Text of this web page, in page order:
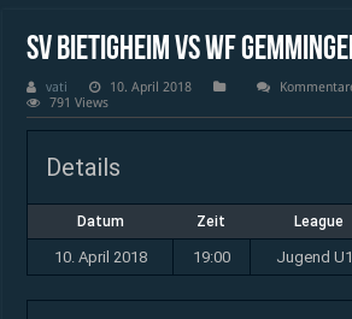
SV Bietigheim vs Wf
vati 10. April 2018
791 Views
Details
Datum Zeit League
10. April 2018 19:00 Jugend